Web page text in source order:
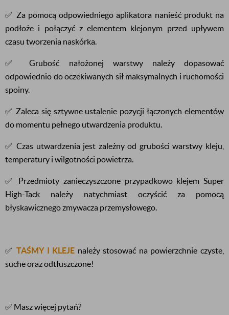
✅ Za pomocą odpowiedniego aplikatora nanieść produkt na
podłoże i połączyć z elementem klejonym przed upływem
czasu tworzenia naskórka.
✅ Grubość nałożonej warstwy należy dopasować
odpowiednio do oczekiwanych sił maksymalnych i ruchomości
spoiny.
✅ Zaleca się sztywne ustalenie pozycji łączonych elementów
do momentu pełnego utwardzenia produktu.
✅ Czas utwardzenia jest zależny od grubości warstwy kleju,
temperatury i wilgotności powietrza.
✅ Przedmioty zanieczyszczone przypadkowo klejem Super
High-Tack należy natychmiast oczyścić za pomocą
błyskawicznego zmywacza przemysłowego.
✅TAŚMY I KLEJE należy stosować na powierzchnie czyste,
suche oraz odtłuszczone!
✅ Masz więcej pytań?